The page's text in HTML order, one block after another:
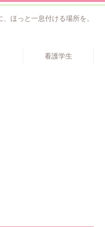
ほっと一息付ける場所を。
看護学生